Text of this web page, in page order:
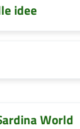
idee
World